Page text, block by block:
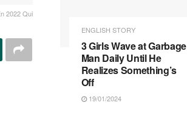
2022 Qui
ENGLISH STORY
3 Girls Wave at Garbage
Man Daily Until He
Realizes Something’s
Off
19/01/2024